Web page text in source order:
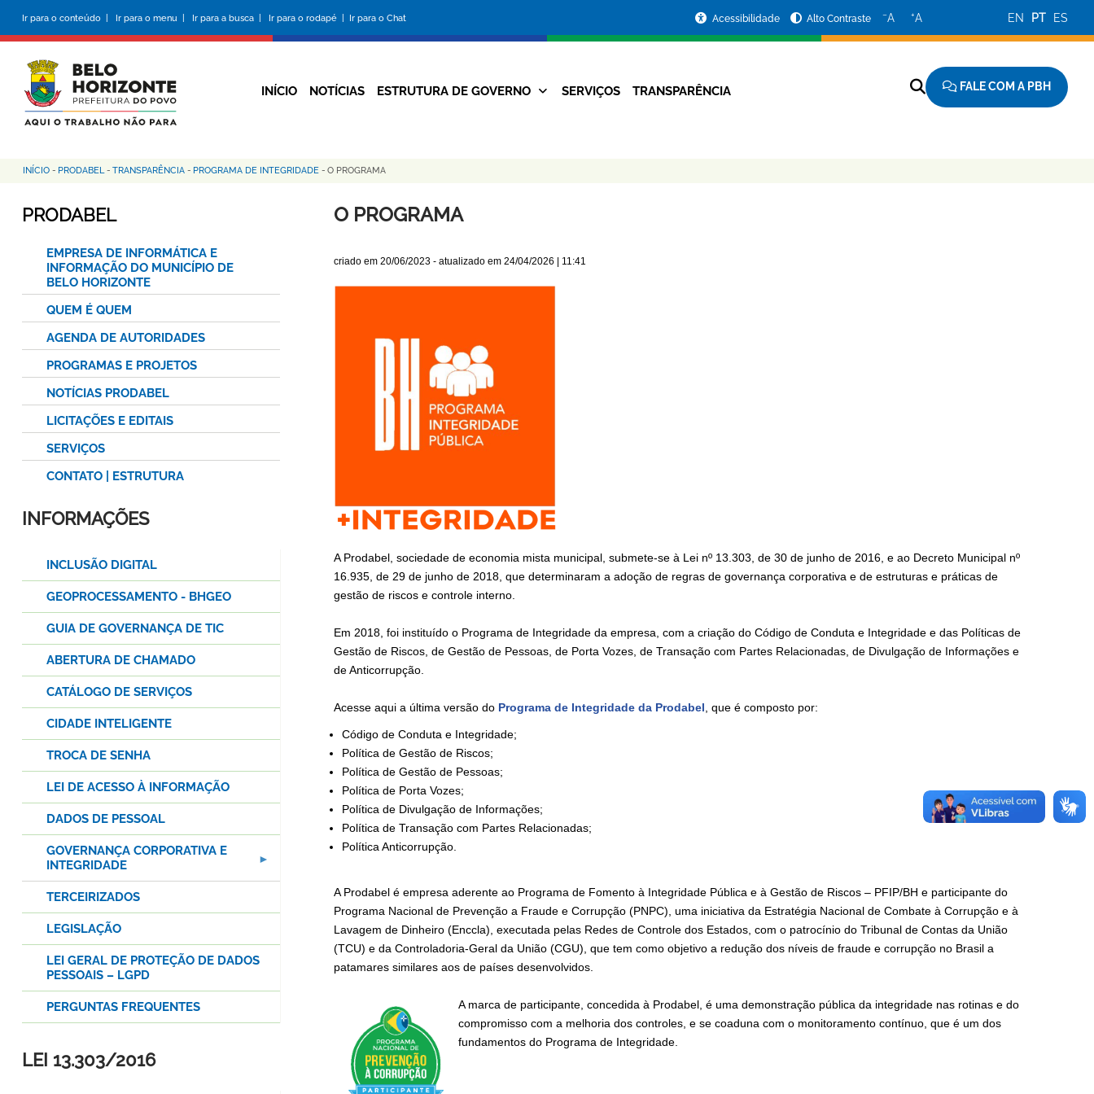
conteúdo
principal
Ir para o conteúdo | Ir para o menu | Ir para a busca | Ir para o rodapé | Ir para o Chat
da
Prefeitura
Acessibilidade Alto Contraste −A +A EN PT ES
Navegação
INÍCIO NOTÍCIAS ESTRUTURA DE GOVERNO SERVIÇOS TRANSPARÊNCIA FALE COM A PBH
Trilha
de
INÍCIO - PRODABEL - TRANSPARÊNCIA - PROGRAMA DE INTEGRIDADE - O PROGRAMA
O PROGRAMA
criado em 20/06/2023- atualizado em 24/04/2026 | 11:41
A Prodabel, sociedade de economia mista municipal, submete-se à Lei nº 13.303, de 30 de junho de 2016, e ao Decreto Municipal nº
16.935, de 29 de junho de 2018, que determinaram a adoção de regras de governança corporativa e de estruturas e práticas de
gestão de riscos e controle interno.
Em 2018, foi instituído o Programa de Integridade da empresa, com a criação do Código de Conduta e Integridade e das Políticas de
Gestão de Riscos, de Gestão de Pessoas, de Porta Vozes, de Transação com Partes Relacionadas, de Divulgação de Informações e
de Anticorrupção.
Acesse aqui a última versão do Programa de Integridade da Prodabel, que é composto por:
Código de Conduta e Integridade;
Política de Gestão de Riscos;
Política de Gestão de Pessoas;
Política de Porta Vozes;
Política de Divulgação de Informações;
Política de Transação com Partes Relacionadas;
Política Anticorrupção.
A Prodabel é empresa aderente ao Programa de Fomento à Integridade Pública e à Gestão de Riscos – PFIP/BH e participante do
Programa Nacional de Prevenção a Fraude e Corrupção (PNPC), uma iniciativa da Estratégia Nacional de Combate à Corrupção e à
Lavagem de Dinheiro (Enccla), executada pelas Redes de Controle dos Estados, com o patrocínio do Tribunal de Contas da União
(TCU) e da Controladoria-Geral da União (CGU), que tem como objetivo a redução dos níveis de fraude e corrupção no Brasil a
patamares similares aos de países desenvolvidos.
A marca de participante, concedida à Prodabel, é uma demonstração pública da integridade nas rotinas e do
compromisso com a melhoria dos controles, e se coaduna com o monitoramento contínuo, que é um dos
fundamentos do Programa de Integridade.
PRODABEL
EMPRESA DE INFORMÁTICA E
INFORMAÇÃO DO MUNICÍPIO DE
BELO HORIZONTE
QUEM É QUEM
AGENDA DE AUTORIDADES
PROGRAMAS E PROJETOS
NOTÍCIAS PRODABEL
LICITAÇÕES E EDITAIS
SERVIÇOS
CONTATO | ESTRUTURA
INFORMAÇÕES
INCLUSÃO DIGITAL
GEOPROCESSAMENTO - BHGEO
GUIA DE GOVERNANÇA DE TIC
ABERTURA DE CHAMADO
CATÁLOGO DE SERVIÇOS
CIDADE INTELIGENTE
TROCA DE SENHA
LEI DE ACESSO À INFORMAÇÃO
DADOS DE PESSOAL
GOVERNANÇA CORPORATIVA E
INTEGRIDADE
TERCEIRIZADOS
LEGISLAÇÃO
LEI GERAL DE PROTEÇÃO DE DADOS
PESSOAIS – LGPD
PERGUNTAS FREQUENTES
LEI 13.303/2016